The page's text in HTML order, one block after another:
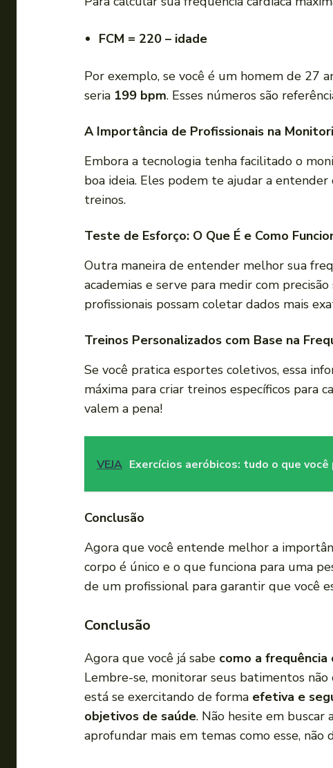
FCM = 220 – idade
Por exemplo, se você é um homem de 27
seria 199 bpm. Esses números são
A Importância de Profissionais na
Embora a tecnologia tenha facilitado o
boa ideia. Eles podem te ajudar a entender
treinos.
Teste de Esforço: O Que É e Como
Outra maneira de entender melhor sua
academias e serve para medir com
profissionais possam coletar dados mais
Treinos Personalizados com Base na
Se você pratica esportes coletivos, essa
máxima para criar treinos específicos para
valem a pena!
VEJA Exercícios aeróbicos: tudo o que
Conclusão
Agora que você entende melhor a
corpo é único e o que funciona para uma
de um profissional para garantir que você
Conclusão
Agora que você já sabe como a frequência
Lembre-se, monitorar seus batimentos
está se exercitando de forma efetiva e
objetivos de saúde. Não hesite em buscar
aprofundar mais em temas como esse,